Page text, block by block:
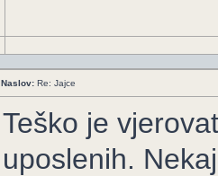
Naslov: Re: Jajce
Teško je
uposlenih.